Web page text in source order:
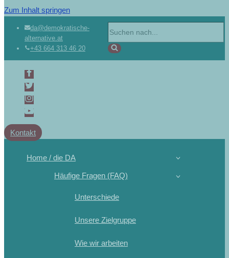
Zum Inhalt springen
da@demokratische-
alternative.at
+43 664 313 46 20
Kontakt
Home / die DA
Häufige Fragen (FAQ)
Unterschiede
Unsere Zielgruppe
Wie wir arbeiten